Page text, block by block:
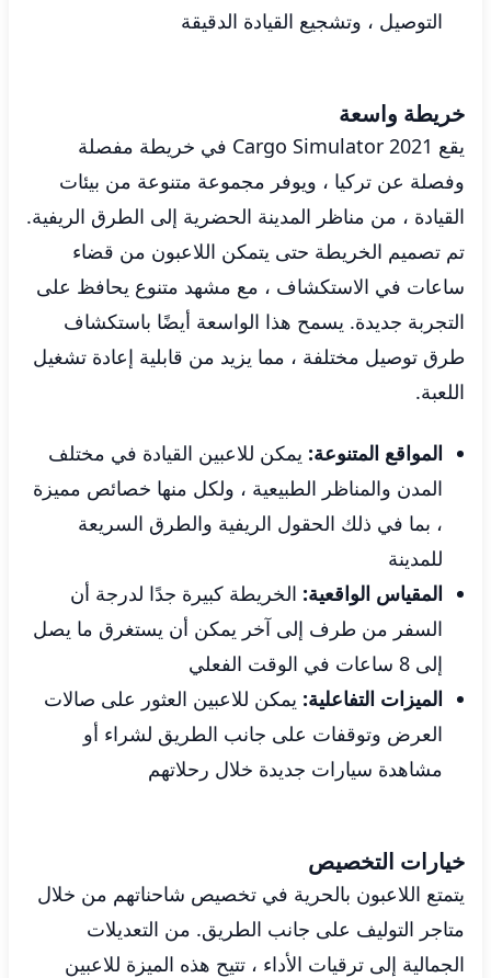
التوصيل ، وتشجيع القيادة الدقيقة
خريطة واسعة
يقع Cargo Simulator 2021 في خريطة مفصلة
وفصلة عن تركيا ، ويوفر مجموعة متنوعة من بيئات
القيادة ، من مناظر المدينة الحضرية إلى الطرق الريفية.
تم تصميم الخريطة حتى يتمكن اللاعبون من قضاء
ساعات في الاستكشاف ، مع مشهد متنوع يحافظ على
التجربة جديدة. يسمح هذا الواسعة أيضًا باستكشاف
طرق توصيل مختلفة ، مما يزيد من قابلية إعادة تشغيل
اللعبة.
المواقع المتنوعة: يمكن للاعبين القيادة في مختلف
المدن والمناظر الطبيعية ، ولكل منها خصائص مميزة
، بما في ذلك الحقول الريفية والطرق السريعة
للمدينة
المقياس الواقعية: الخريطة كبيرة جدًا لدرجة أن
السفر من طرف إلى آخر يمكن أن يستغرق ما يصل
إلى 8 ساعات في الوقت الفعلي
الميزات التفاعلية: يمكن للاعبين العثور على صالات
العرض وتوقفات على جانب الطريق لشراء أو
مشاهدة سيارات جديدة خلال رحلاتهم
خيارات التخصيص
يتمتع اللاعبون بالحرية في تخصيص شاحناتهم من خلال
متاجر التوليف على جانب الطريق. من التعديلات
الجمالية إلى ترقيات الأداء ، تتيح هذه الميزة للاعبين